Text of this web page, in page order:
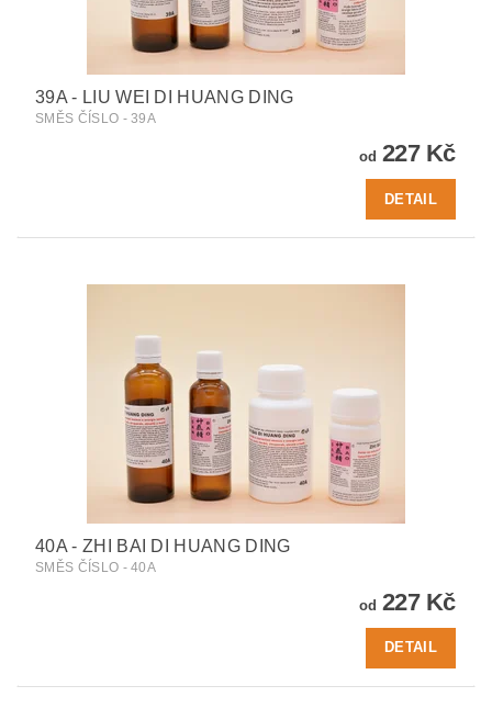
39A - LIU WEI DI HUANG DING
SMĚS ČÍSLO - 39A
od 227 Kč
DETAIL
40A - ZHI BAI DI HUANG DING
SMĚS ČÍSLO - 40A
od 227 Kč
DETAIL